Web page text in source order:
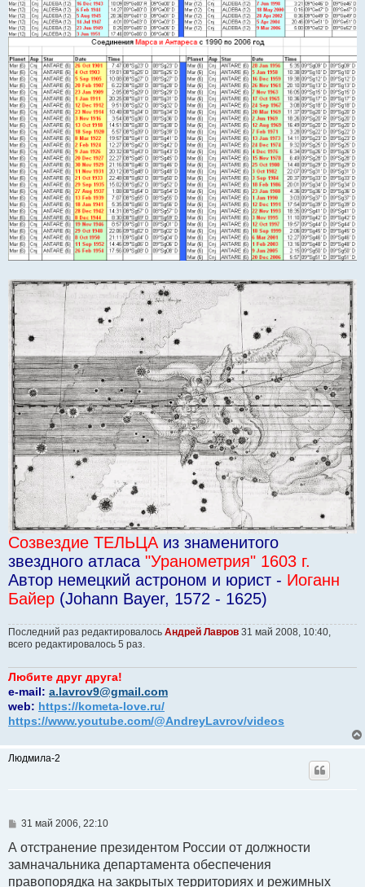
Созвездие ТЕЛЬЦА из знаменитого
звездного атласа "Уранометрия" 1603 г.
Автор немецкий астроном и юрист - Иоганн
Байер (Johann Bayer, 1572 - 1625)
Последний раз редактировалось Андрей Лавров 31 май 2008, 10:40,
всего редактировалось 5 раз.
Любите друг друга!
e-mail: a.lavrov9@gmail.com
web: https://kometa-love.ru/
https://www.youtube.com/@AndreyLavrov/videos
Людмила-2
С
о
щ
е
31 май 2006, 22:10
А отстранение президентом России от должности
замначальника департамента обеспечения
правопорядка на закрытых территориях и режимных